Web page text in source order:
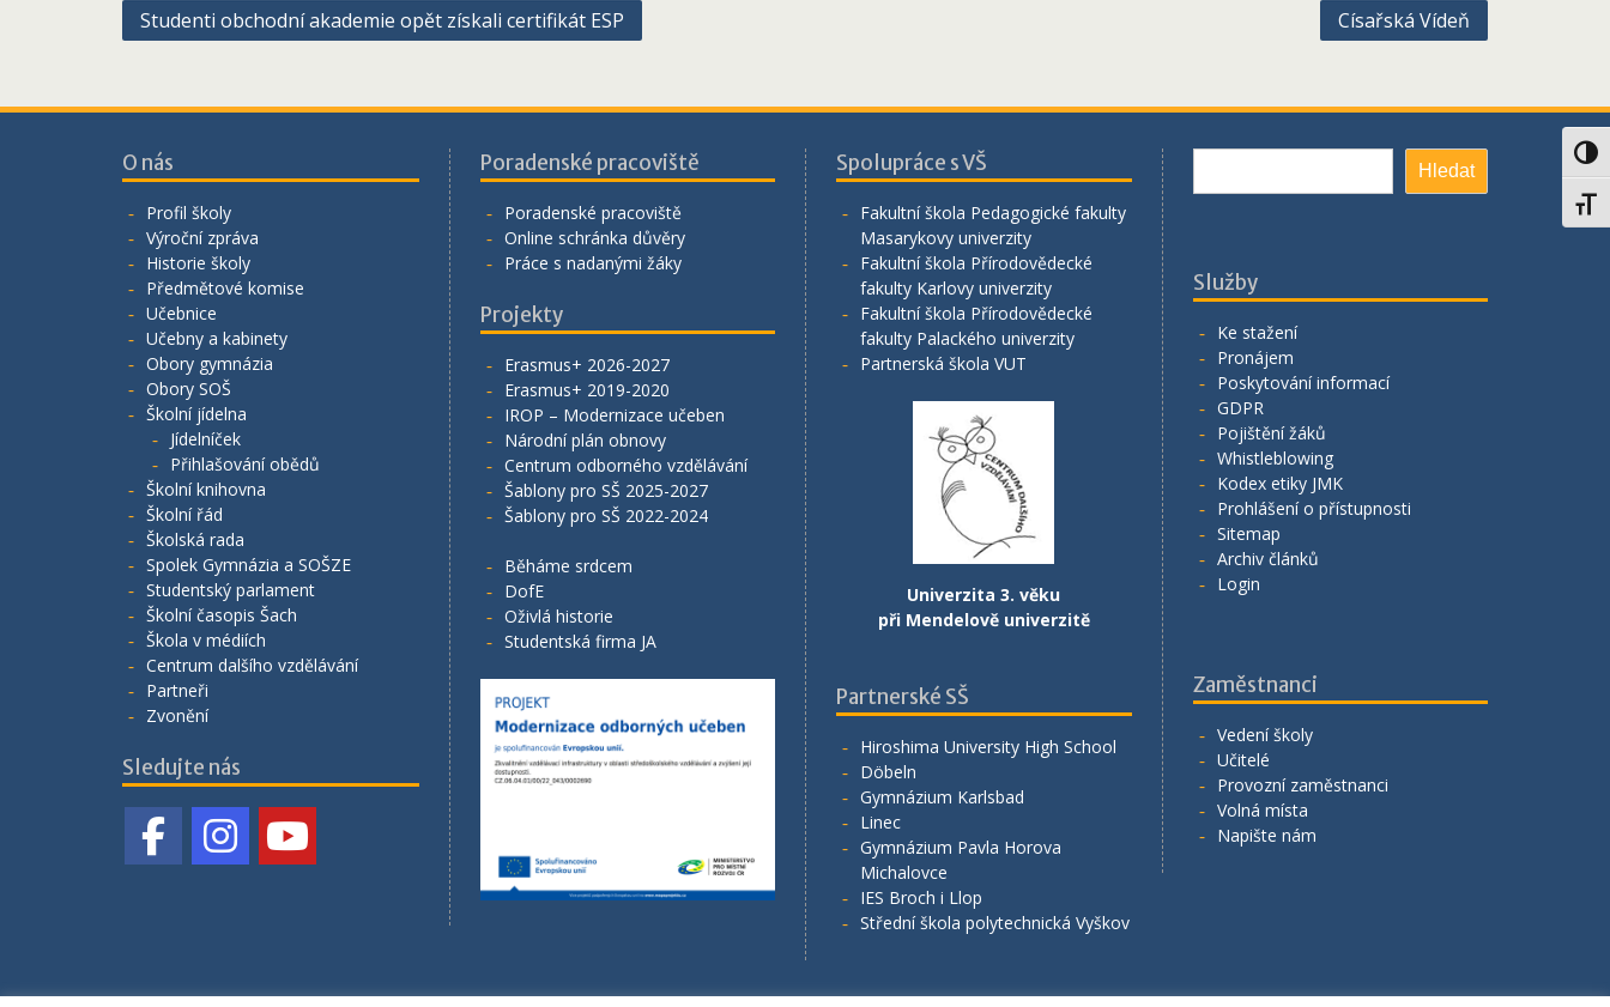
Navigace
Studenti obchodní akademie opět získali certifikát ESP Císařská Vídeň
O nás
Profil školy
Výroční zpráva
Historie školy
Předmětové komise
Učebnice
Učebny a kabinety
Obory gymnázia
Obory SOŠ
Školní jídelna
Jídelníček
Přihlašování obědů
Školní knihovna
Školní řád
Školská rada
Spolek Gymnázia a SOŠZE
Studentský parlament
Školní časopis Šach
Škola v médiích
Centrum dalšího vzdělávání
Partneři
Zvonění
Sledujte nás
Poradenské pracoviště
Poradenské pracoviště
Online schránka důvěry
Práce s nadanými žáky
Projekty
Erasmus+ 2026-2027
Erasmus+ 2019-2020
IROP – Modernizace učeben
Národní plán obnovy
Centrum odborného vzdělávání
Šablony pro SŠ 2025-2027
Šablony pro SŠ 2022-2024
Běháme srdcem
DofE
Oživlá historie
Studentská firma JA
Spolupráce s VŠ
Fakultní škola Pedagogické fakulty
Masarykovy univerzity
Fakultní škola Přírodovědecké
fakulty Karlovy univerzity
Fakultní škola Přírodovědecké
fakulty Palackého univerzity
Partnerská škola VUT
Univerzita 3. věku
při Mendelově univerzitě
Partnerské SŠ
Hiroshima University High School
Döbeln
Gymnázium Karlsbad
Linec
Gymnázium Pavla Horova
Michalovce
IES Broch i Llop
Střední škola polytechnická Vyškov
Hledat
Služby
Ke stažení
Pronájem
Poskytování informací
GDPR
Pojištění žáků
Whistleblowing
Kodex etiky JMK
Prohlášení o přístupnosti
Sitemap
Archiv článků
Login
Zaměstnanci
Vedení školy
Učitelé
Provozní zaměstnanci
Volná místa
Napište nám